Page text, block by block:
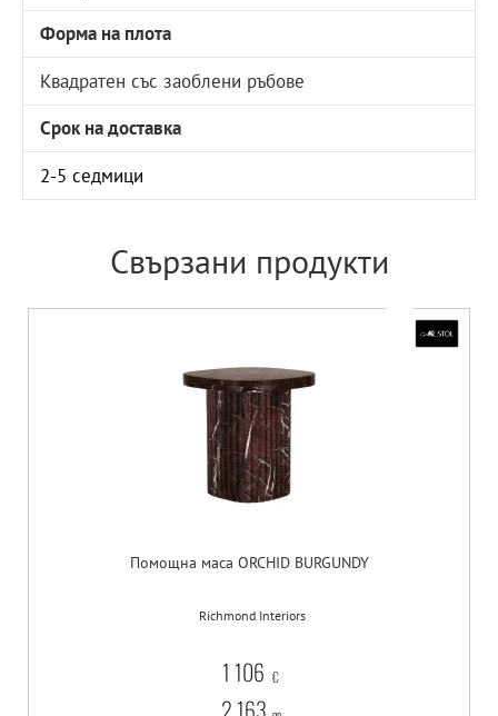
Форма на плота
Квадратен със заоблени ръбове
Срок на доставка
2-5 седмици
Свързани продукти
Помощна маса ORCHID BURGUNDY
Richmond Interiors
1 106 €